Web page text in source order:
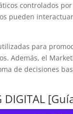
controlados
pueden
para
Además, el
de decisiones
DIGITAL